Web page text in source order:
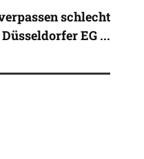
schlecht
EG ...